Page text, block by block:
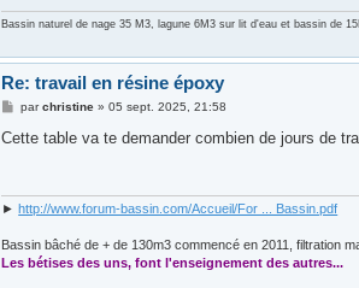
Bassin naturel de nage 35 M3, lagune 6M3 sur lit d'eau et bassin de
Re: travail en résine époxy
M
s
parchristine »05 sept. 2025, 21:58
Cette table va te demander combien de jours de
►http://www.forum-bassin.com/Accueil/For ... Bassin.pdf
Bassin bâché de + de 130m3 commencé en 2011, filtration
Les bétises des uns, font l'enseignement des autres...